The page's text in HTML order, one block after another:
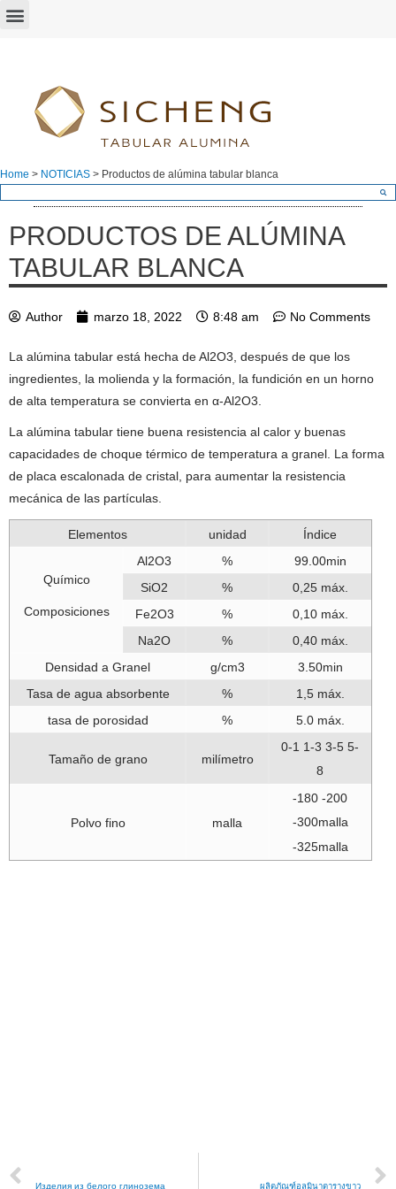
Home > NOTICIAS > Productos de alúmina tabular blanca
PRODUCTOS DE ALÚMINA
TABULAR BLANCA
Author marzo 18, 2022 8:48 am No Comments
La alúmina tabular está hecha de Al2O3, después de que los
ingredientes, la molienda y la formación, la fundición en un horno
de alta temperatura se convierta en α-Al2O3.
La alúmina tabular tiene buena resistencia al calor y buenas
capacidades de choque térmico de temperatura a granel. La forma
de placa escalonada de cristal, para aumentar la resistencia
mecánica de las partículas.
Elementos unidad Índice
Químico
Composiciones
Al2O3 %
99.00min
SiO2
%
0,25 máx.
Fe2O3
%
0,10 máx.
Na2O
%
0,40 máx.
Densidad a Granel
g/cm3
3.50min
Tasa de agua absorbente
%
1,5 máx.
tasa de porosidad
% 5.0 máx.
Tamaño de grano milímetro
0-1 1-3 3-5 5-
8
Polvo fino malla
-180 -200
-300malla
-325malla
Изделия из белого глинозема ผลิตภัณฑ์อลูมินาตารางขาว